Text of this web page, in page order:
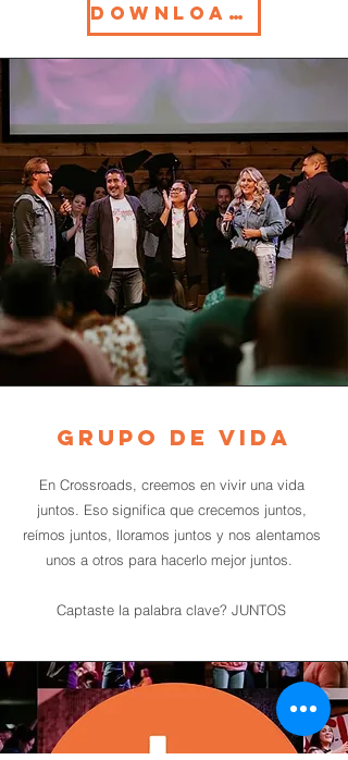
DOWNLOAD HERE
Grupo de vida
En Crossroads, creemos en vivir una vida
juntos. Eso significa que crecemos juntos,
reímos juntos, lloramos juntos y nos alentamos
unos a otros para hacerlo mejor juntos.
Captaste la palabra clave? JUNTOS